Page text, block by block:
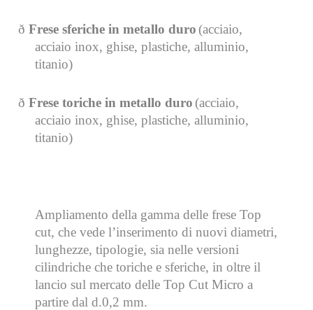
ð Frese sferiche in metallo duro (acciaio,
acciaio inox, ghise, plastiche, alluminio,
titanio)
ð Frese toriche in metallo duro (acciaio,
acciaio inox, ghise, plastiche, alluminio,
titanio)
Ampliamento della gamma delle frese Top
cut, che vede l’inserimento di nuovi diametri,
lunghezze, tipologie, sia nelle versioni
cilindriche che toriche e sferiche, in oltre il
lancio sul mercato delle Top Cut Micro a
partire dal d.0,2 mm.